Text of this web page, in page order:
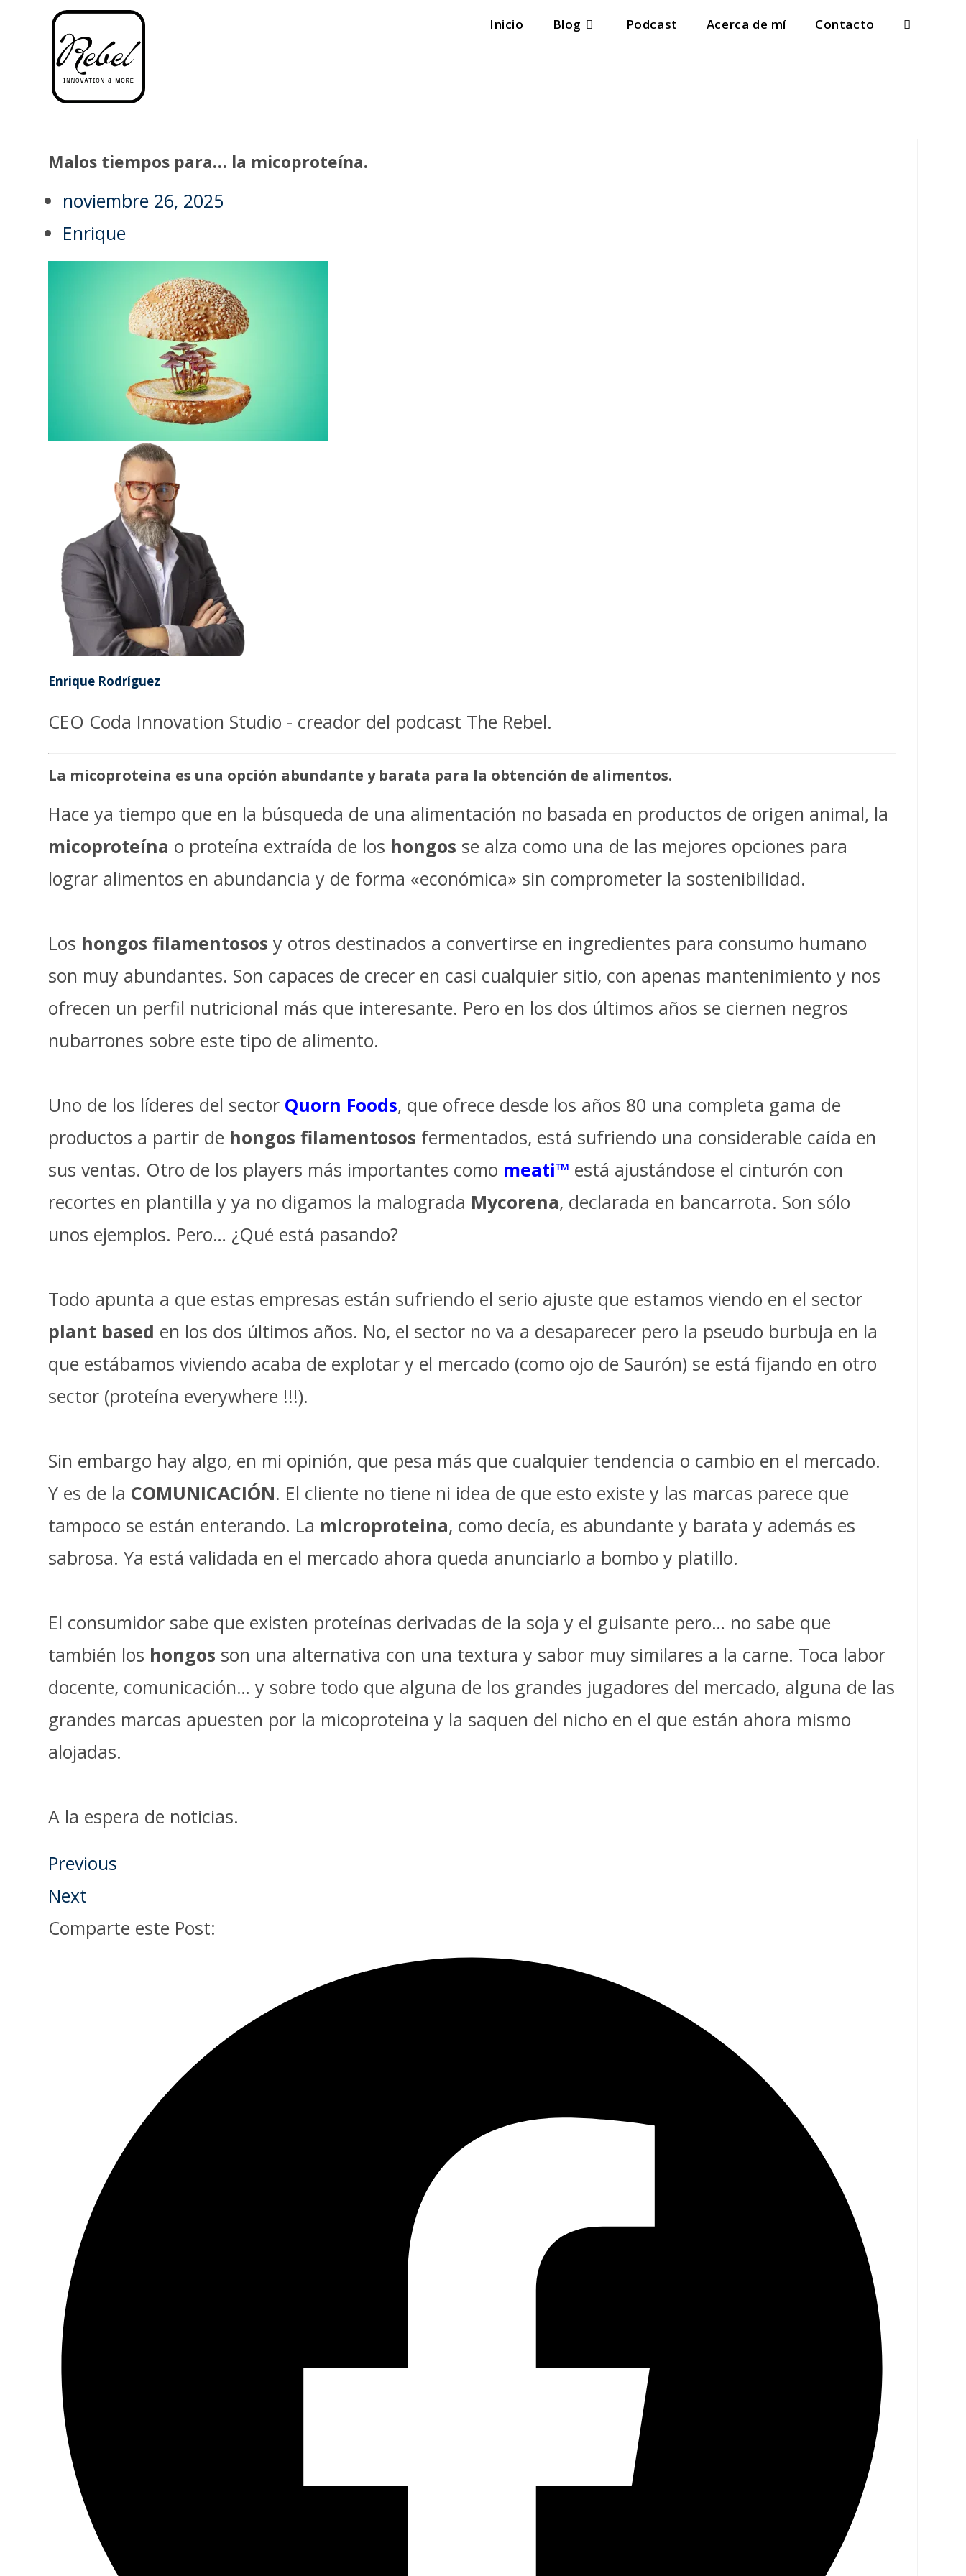
Inicio Blog Podcast Acerca de mí Contacto
Malos tiempos para… la micoproteína.
noviembre 26, 2025
Enrique
Enrique Rodríguez
CEO Coda Innovation Studio - creador del podcast The Rebel.
La micoproteina es una opción abundante y barata para la obtención de alimentos.
Hace ya tiempo que en la búsqueda de una alimentación no basada en productos de origen animal, la
micoproteína o proteína extraída de los hongos se alza como una de las mejores opciones para
lograr alimentos en abundancia y de forma «económica» sin comprometer la sostenibilidad.
Los hongos filamentosos y otros destinados a convertirse en ingredientes para consumo humano
son muy abundantes. Son capaces de crecer en casi cualquier sitio, con apenas mantenimiento y nos
ofrecen un perfil nutricional más que interesante. Pero en los dos últimos años se ciernen negros
nubarrones sobre este tipo de alimento.
Uno de los líderes del sector Quorn Foods, que ofrece desde los años 80 una completa gama de
productos a partir de hongos filamentosos fermentados, está sufriendo una considerable caída en
sus ventas. Otro de los players más importantes como meati™ está ajustándose el cinturón con
recortes en plantilla y ya no digamos la malograda Mycorena, declarada en bancarrota. Son sólo
unos ejemplos. Pero… ¿Qué está pasando?
Todo apunta a que estas empresas están sufriendo el serio ajuste que estamos viendo en el sector
plant based en los dos últimos años. No, el sector no va a desaparecer pero la pseudo burbuja en la
que estábamos viviendo acaba de explotar y el mercado (como ojo de Saurón) se está fijando en otro
sector (proteína everywhere !!!).
Sin embargo hay algo, en mi opinión, que pesa más que cualquier tendencia o cambio en el mercado.
Y es de la COMUNICACIÓN. El cliente no tiene ni idea de que esto existe y las marcas parece que
tampoco se están enterando. La microproteina, como decía, es abundante y barata y además es
sabrosa. Ya está validada en el mercado ahora queda anunciarlo a bombo y platillo.
El consumidor sabe que existen proteínas derivadas de la soja y el guisante pero… no sabe que
también los hongos son una alternativa con una textura y sabor muy similares a la carne. Toca labor
docente, comunicación… y sobre todo que alguna de los grandes jugadores del mercado, alguna de las
grandes marcas apuesten por la micoproteina y la saquen del nicho en el que están ahora mismo
alojadas.
A la espera de noticias.
Previous
Next
Comparte este Post: